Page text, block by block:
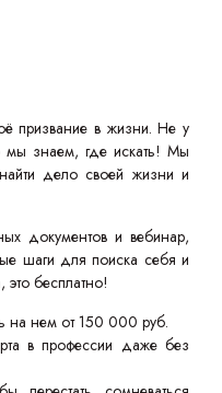
призвание в жизни. Не у
мы знаем, где искать! Мы
дело своей жизни и
документов и вебинар,
шаги для поиска себя и
это бесплатно!
на нем от 150 000 руб.
в профессии даже без